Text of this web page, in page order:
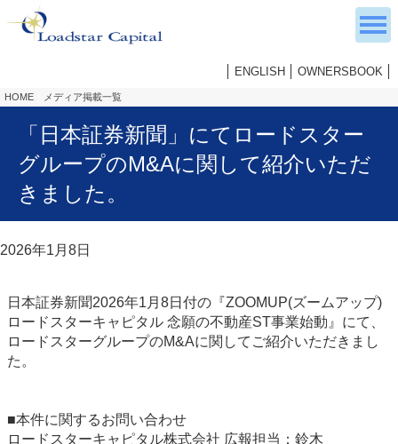
ENGLISH OWNERSBOOK
HOME メディア掲載一覧
「日本証券新聞」にてロードスター
グループのM&Aに関して紹介いただ
きました。
2026年1月8日
日本証券新聞2026年1月8日付の『ZOOMUP(ズームアップ)
ロードスターキャピタル 念願の不動産ST事業始動』にて、
ロードスターグループのM&Aに関してご紹介いただきまし
た。
■本件に関するお問い合わせ
ロードスターキャピタル株式会社 広報担当：鈴木